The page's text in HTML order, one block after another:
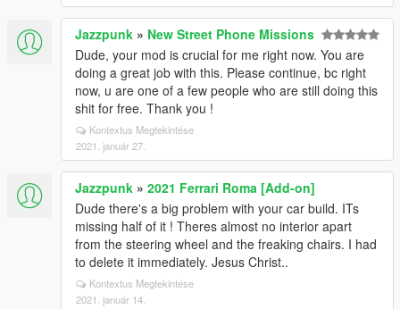
Jazzpunk » New Street Phone Missions
Dude, your mod is crucial for me right now. You are
doing a great job with this. Please continue, bc right
now, u are one of a few people who are still doing this
shit for free. Thank you !
Kontextus Megtekintése
2021. január 27.
Jazzpunk » 2021 Ferrari Roma [Add-on]
Dude there's a big problem with your car build. ITs
missing half of it ! Theres almost no interior apart
from the steering wheel and the freaking chairs. I had
to delete it immediately. Jesus Christ..
Kontextus Megtekintése
2021. január 14.